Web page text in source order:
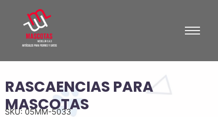
RASCAENCIAS PARA
MASCOTAS
SKU: 05MM-5033